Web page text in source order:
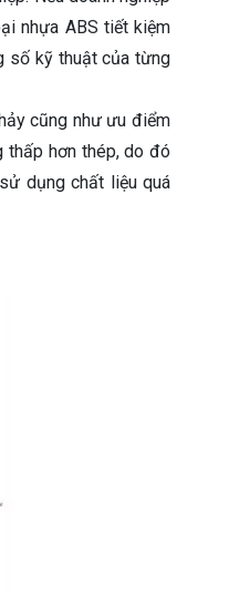
nhựa ABS tiết kiệm
số kỹ thuật của từng
cũng như ưu điểm
thấp hơn thép, do đó
dụng chất liệu quá